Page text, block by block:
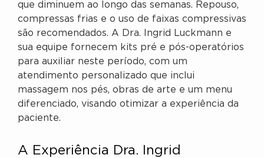
que diminuem ao longo das semanas. Repouso,
compressas frias e o uso de faixas compressivas
são recomendados. A Dra. Ingrid Luckmann e
sua equipe fornecem kits pré e pós-operatórios
para auxiliar neste período, com um
atendimento personalizado que inclui
massagem nos pés, obras de arte e um menu
diferenciado, visando otimizar a experiência da
paciente.
A Experiência Dra. Ingrid